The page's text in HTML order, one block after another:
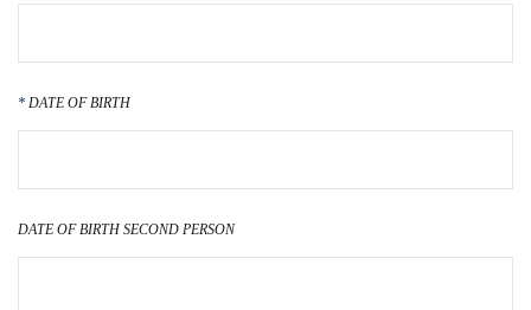
DATE OF BIRTH
DATE OF BIRTH SECOND PERSON